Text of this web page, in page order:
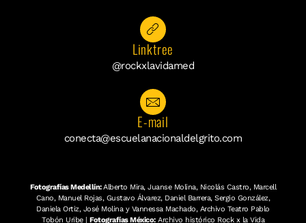
Linktree
@rockxlavidamed
E-mail
conecta@escuelanacionaldelgrito.com
Fotografías Medellín:Alberto Mira, Juanse Molina, Nicolás Castro, Marcell
Cano, Manuel Rojas, Gustavo Álvarez, Daniel Barrera, Sergio González,
Daniela Ortiz, José Molina y Vannessa Machado, Archivo Teatro Pablo
Tobón Uribe | Fotografías México:Archivo histórico Rock x la Vida